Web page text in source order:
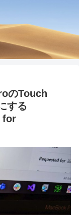
のTouch
する
for